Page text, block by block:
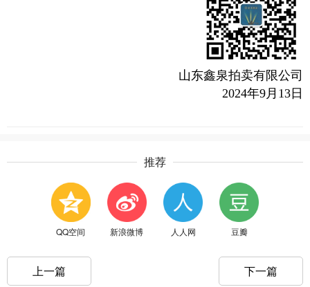
山东鑫泉拍卖有限公司
2024年9月13日
推荐
QQ空间 新浪微博 人人网 豆瓣
上一篇 下一篇